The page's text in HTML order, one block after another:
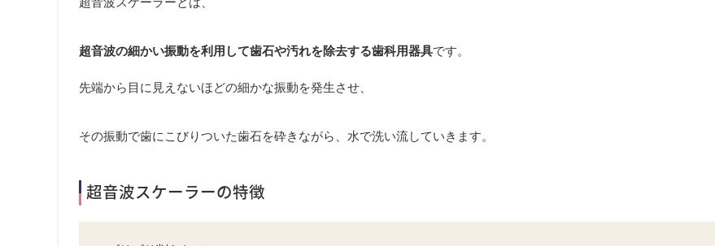
超音波の細かい振動を利用して歯石や汚れを除去する歯科用器具です。
先端から目に見えないほどの細かな振動を発生させ、
その振動で歯にこびりついた歯石を砕きながら、水で洗い流していきます。
超音波スケーラーの特徴